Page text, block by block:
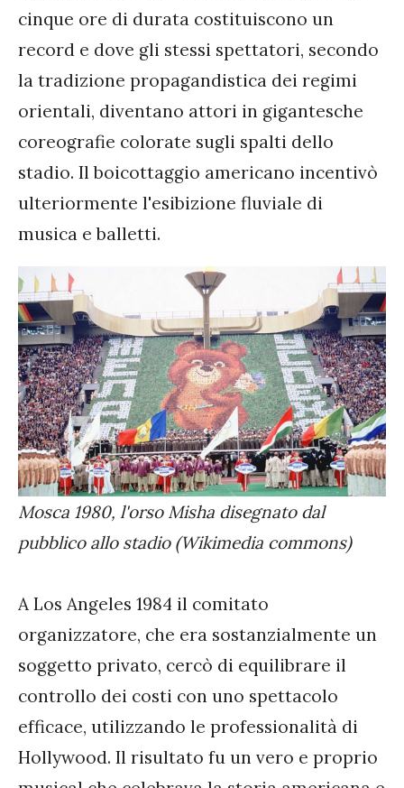
cinque ore di durata costituiscono un
record e dove gli stessi spettatori, secondo
la tradizione propagandistica dei regimi
orientali, diventano attori in gigantesche
coreografie colorate sugli spalti dello
stadio. Il boicottaggio americano incentivò
ulteriormente l'esibizione fluviale di
musica e balletti.
Mosca 1980, l'orso Misha disegnato dal
pubblico allo stadio (Wikimedia commons)
A Los Angeles 1984 il comitato
organizzatore, che era sostanzialmente un
soggetto privato, cercò di equilibrare il
controllo dei costi con uno spettacolo
efficace, utilizzando le professionalità di
Hollywood. Il risultato fu un vero e proprio